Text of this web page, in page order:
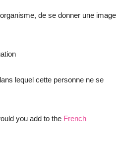
de se donner une image
lequel cette personne ne se
you add to the French